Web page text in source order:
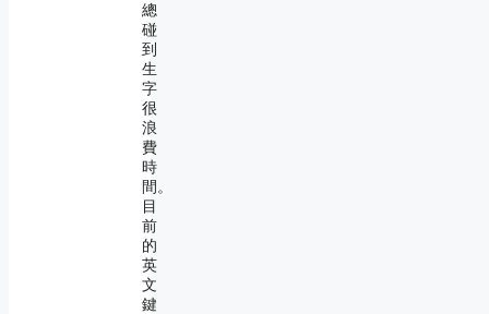
總
碰
到
生
字
很
浪
費
時
間。
目
前
的
英
文
鍵